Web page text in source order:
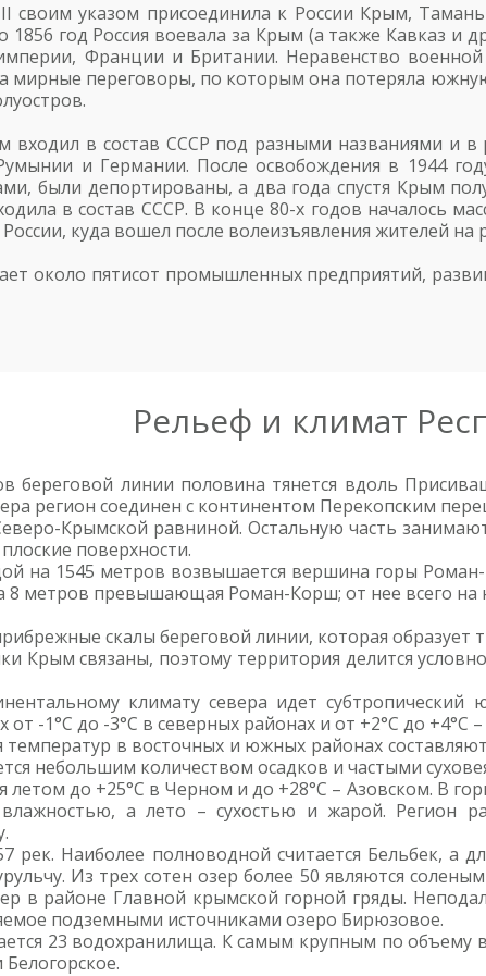
своим указом присоединила к России Крым,
год Россия воевала за Крым (а также Кавказ и
Франции и Британии. Неравенство
мирные переговоры, по которым она потеряла
входил в состав СССР под разными названиями и в
и Германии. После освобождения в 1944
были депортированы, а два года спустя Крым
в состав СССР. В конце 80-х годов началось
России, куда вошел после волеизъявления жителей на
около пятисот промышленных предприятий,
Рельеф и климат
береговой линии половина тянется вдоль
регион соединен с континентом Перекопским
Крымской равниной. Остальную часть
поверхности.
на 1545 метров возвышается вершина горы
8 метров превышающая Роман-Корш; от нее всего
скалы береговой линии, которая образует
Крым связаны, поэтому территория делится
климату севера идет
-1°С до -3°С в северных районах и от +2°С до +4°С
в восточных и южных районах
небольшим количеством осадков и частыми
летом до +25°С в Черном и до +28°С – Азовском. В
а лето – сухостью и жарой. Регион
рек. Наиболее полноводной считается Бельбек,
Из трех сотен озер более 50 являются
в районе Главной крымской горной гряды.
подземными источниками озеро Бирюзовое.
23 водохранилища. К самым крупным по